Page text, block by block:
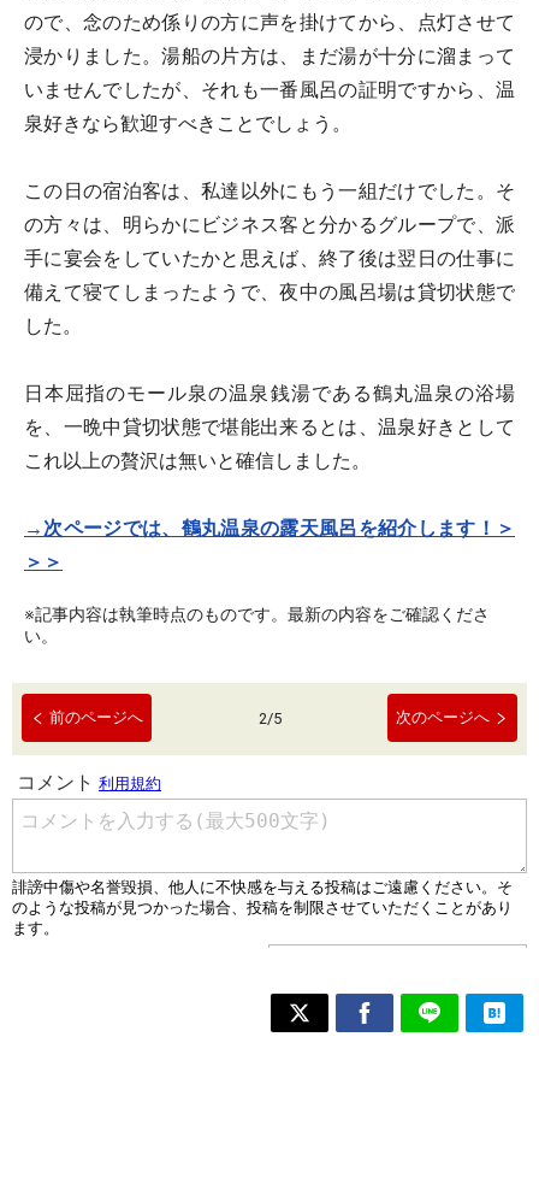
ので、念のため係りの方に声を掛けてから、点灯させて
浸かりました。湯船の片方は、まだ湯が十分に溜まって
いませんでしたが、それも一番風呂の証明ですから、温
泉好きなら歓迎すべきことでしょう。
この日の宿泊客は、私達以外にもう一組だけでした。そ
の方々は、明らかにビジネス客と分かるグループで、派
手に宴会をしていたかと思えば、終了後は翌日の仕事に
備えて寝てしまったようで、夜中の風呂場は貸切状態で
した。
日本屈指のモール泉の温泉銭湯である鶴丸温泉の浴場
を、一晩中貸切状態で堪能出来るとは、温泉好きとして
これ以上の贅沢は無いと確信しました。
→次ページでは、鶴丸温泉の露天風呂を紹介します！＞
＞＞
※記事内容は執筆時点のものです。最新の内容をご確認くださ
い。
前のページへ 2/5 次のページへ